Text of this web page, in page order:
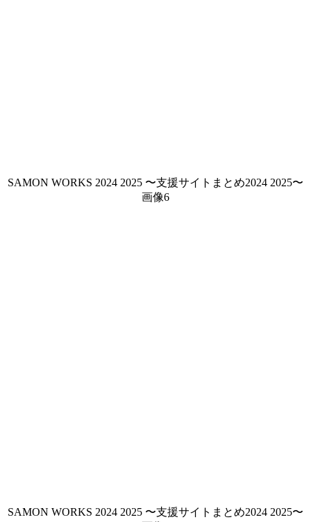
SAMON WORKS 2024 2025 〜支援サイトまとめ2024 2025〜
画像6
SAMON WORKS 2024 2025 〜支援サイトまとめ2024 2025〜